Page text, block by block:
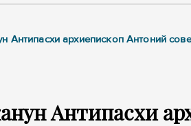
Антипасхи архиепископ Антоний
Антипасхи